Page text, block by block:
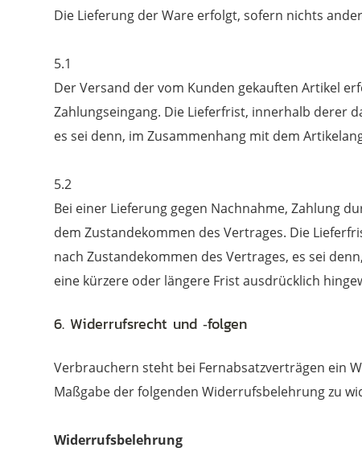
Die Lieferung der Ware erfolgt, sofern nichts
5.1
Der Versand der vom Kunden gekauften Artikel
Zahlungseingang. Die Lieferfrist, innerhalb derer
es sei denn, im Zusammenhang mit dem
5.2
Bei einer Lieferung gegen Nachnahme, Zahlung
dem Zustandekommen des Vertrages. Die
nach Zustandekommen des Vertrages, es sei
eine kürzere oder längere Frist ausdrücklich
6. Widerrufsrecht und ‐folgen
Verbrauchern steht bei Fernabsatzverträgen ein
Maßgabe der folgenden Widerrufsbelehrung zu
Widerrufsbelehrung